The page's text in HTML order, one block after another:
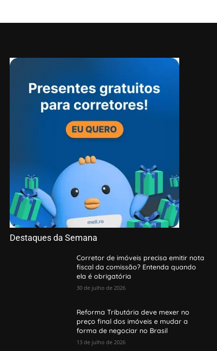
Destaques da Semana
Corretor de imóveis precisa emitir nota
fiscal da comissão? Entenda quando
ela é obrigatória
30 de julho de 2026
Reforma Tributária deve mexer no
preço final dos imóveis e mudar a
forma de negociar no Brasil
13 de julho de 2026